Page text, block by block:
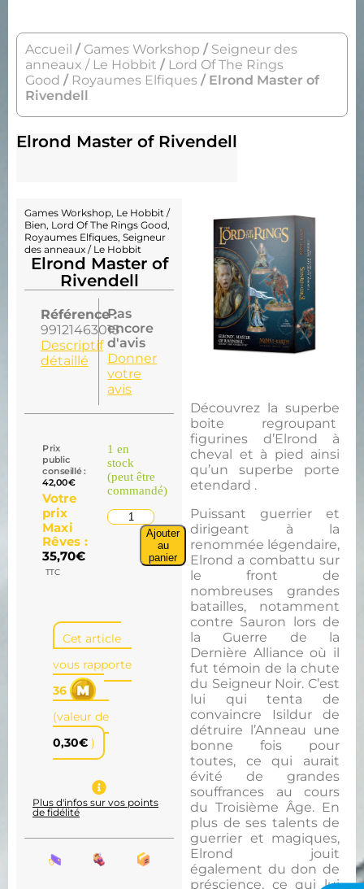
Accueil / Games Workshop / Seigneur des
anneaux / Le Hobbit / Lord Of The Rings
Good / Royaumes Elfiques / Elrond Master of
Rivendell
Elrond Master of Rivendell
Découvrez la superbe
boite regroupant
figurines d’Elrond à
cheval et à pied ainsi
qu’un superbe porte
etendard .
Puissant guerrier et
dirigeant à la
renommée légendaire,
Elrond a combattu sur
le front de
nombreuses grandes
batailles, notamment
contre Sauron lors de
la Guerre de la
Dernière Alliance où il
fut témoin de la chute
du Seigneur Noir. C’est
lui qui tenta de
convaincre Isildur de
détruire l’Anneau une
bonne fois pour
toutes, ce qui aurait
évité de grandes
souffrances au cours
du Troisième Âge. En
plus de ses talents de
guerrier et magiques,
Elrond jouit
également du don de
préscience, ce qui lui
Games Workshop, Le Hobbit /
Bien, Lord Of The Rings Good,
Royaumes Elfiques, Seigneur
des anneaux / Le Hobbit
Elrond Master of
Rivendell
Référence :
99121463015
Descriptif
détaillé
Pas
encore
d'avis
Donner
votre
avis
Prix
public
conseillé :
42,00€
Votre
prix
Maxi
Rêves :
35,70€
TTC
1 en
stock
(peut être
commandé)
Ajouter
au
panier
Cet article
vous rapporte
36
(valeur de
0,30€ )
Plus d'infos sur vos points
de fidélité